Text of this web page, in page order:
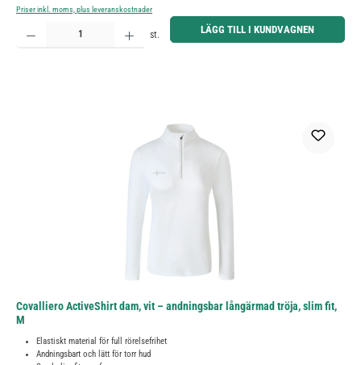
Priser inkl. moms, plus leveranskostnader
Produktkvantitet: Ange önskat belopp eller använd knapparna för att öka eller minska kvantiteten.
st. LÄGG TILL I KUNDVAGNEN
Covalliero ActiveShirt dam, vit – andningsbar långärmad tröja, slim fit,
M
Elastiskt material för full rörelsefrihet
Andningsbart och lätt för torr hud